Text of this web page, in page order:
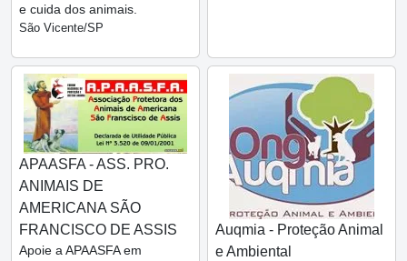
e cuida dos animais.
São Vicente/SP
APAASFA - ASS. PRO.
ANIMAIS DE
AMERICANA SÃO
FRANCISCO DE ASSIS
Apoie a APAASFA em
Auqmia - Proteção Animal
e Ambiental